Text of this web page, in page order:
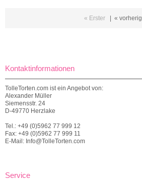
« Erster «
Kontaktinformationen
TolleTorten.com ist ein Angebot von:
Alexander Müller
Siemensstr. 24
D-49770 Herzlake
Tel.: +49 (0)5962 77 999 12
Fax: +49 (0)5962 77 999 11
E-Mail: Info@TolleTorten.com
Service